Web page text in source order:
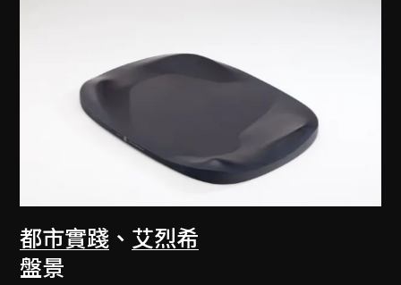
都市實踐 、 艾烈希
盤景